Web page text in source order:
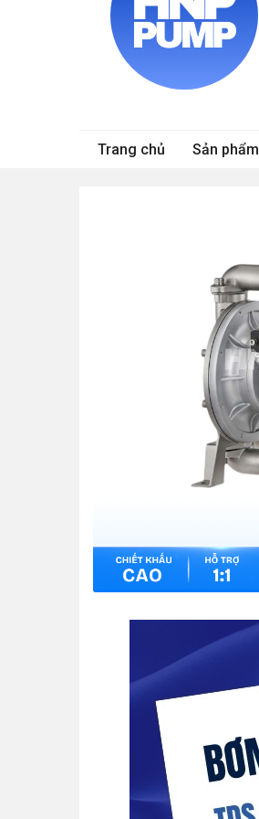
Trang chủ Sản phẩm